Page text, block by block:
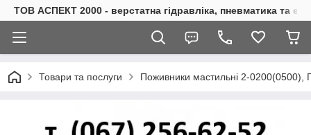
ТОВ АСПЕКТ 2000 - верстатна гідравліка, пневматика та
Товари та послуги Поживники мастильні 2-0200(0500),